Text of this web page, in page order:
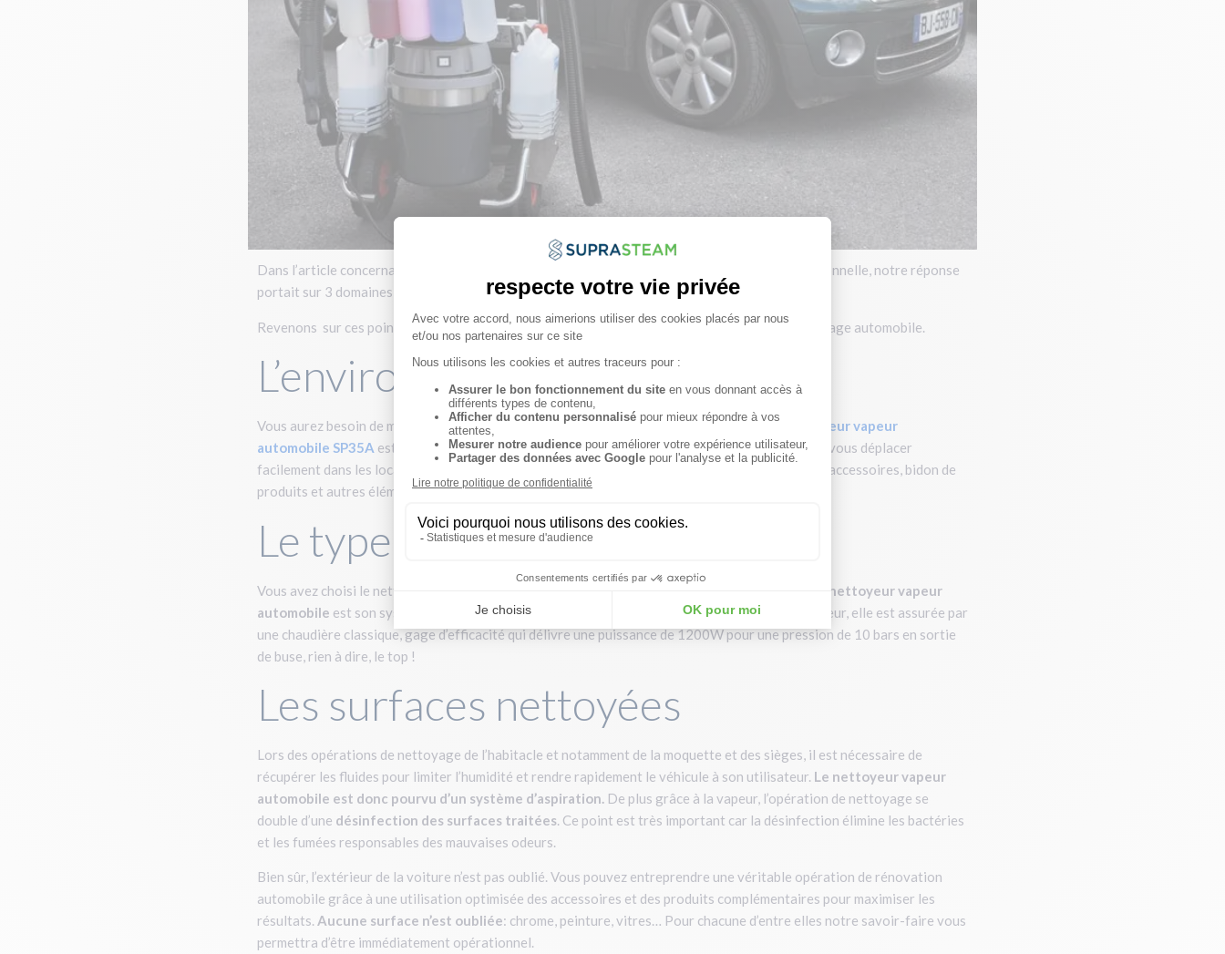
Dans l’article concernant la question du choix d’un nettoyeur vapeur pour son activité professionnelle, notre réponse
portait sur 3 domaines: l’environnement, le type d’activité et les surfaces à nettoyer.
Revenons sur ces points dans le cadre d’une autoentreprise dans le secteur d’activité du nettoyage automobile.
L’environnement
Vous aurez besoin de mobilité car votre prestation intéressera différents clients. Notre
nettoyeur vapeur
automobile SP35A est donc pourvu de grosses roulettes pour affronter toutes les surfaces et vous déplacer
facilement dans les locaux de vos clients. Il comprend aussi un chariot permettant de regrouper accessoires, bidon de
produits et autres éléments. Vous aurez tout sous la main pour être 100% efficace.
Le type d’activité
Vous avez choisi le nettoyage et la rénovation automobile. Pour cette activité, l’atout de notre
nettoyeur vapeur
automobile est son système d’aspiration et d’injection. En ce qui concerne la production de vapeur, elle est assurée par
une chaudière classique, gage d’efficacité qui délivre une puissance de 1200W pour une pression de 10 bars en sortie
de buse, rien à dire, le top !
Les surfaces nettoyées
Lors des opérations de nettoyage de l’habitacle et notamment de la moquette et des sièges, il est nécessaire de
récupérer les fluides pour limiter l’humidité et rendre rapidement le véhicule à son utilisateur. Le nettoyeur vapeur
automobile est donc pourvu d’un système d’aspiration. De plus grâce à la vapeur, l’opération de nettoyage se
double d’une désinfection des surfaces traitées. Ce point est très important car la désinfection élimine les bactéries
et les fumées responsables des mauvaises odeurs.
Bien sûr, l’extérieur de la voiture n’est pas oublié. Vous pouvez entreprendre une véritable opération de rénovation
automobile grâce à une utilisation optimisée des accessoires et des produits complémentaires pour maximiser les
résultats. Aucune surface n’est oubliée: chrome, peinture, vitres… Pour chacune d’entre elles notre savoir-faire vous
permettra d’être immédiatement opérationnel.